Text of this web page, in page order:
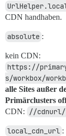
CDN handhaben.
absolute :
kein CDN:
https://
s/workbox/
alle Sites außer
Primärclusters
CDN:
//cdnurl/
local_cdn_url :